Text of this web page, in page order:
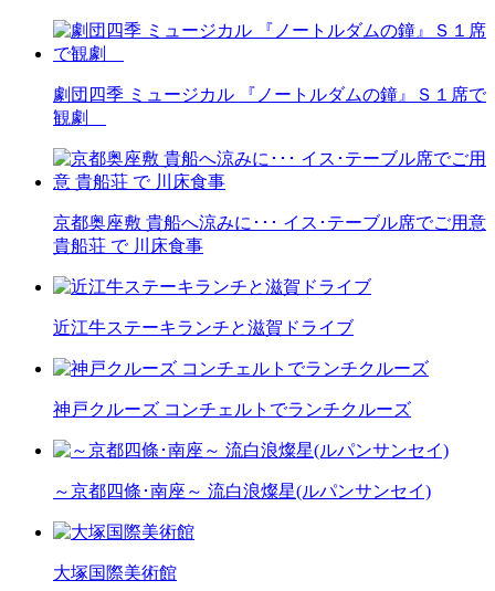
劇団四季 ミュージカル 『ノートルダムの鐘』Ｓ１席で
観劇
京都奥座敷 貴船へ涼みに･･･ イス･テーブル席でご用意
貴船荘 で 川床食事
近江牛ステーキランチと滋賀ドライブ
神戸クルーズ コンチェルトでランチクルーズ
～京都四條･南座～ 流白浪燦星(ルパンサンセイ)
大塚国際美術館